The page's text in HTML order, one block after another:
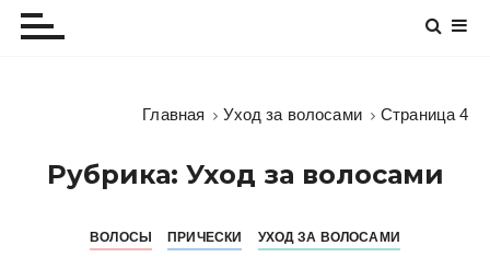
Главная Уход за волосами Страница 4
Рубрика: Уход за волосами
ВОЛОСЫ ПРИЧЕСКИ УХОД ЗА ВОЛОСАМИ